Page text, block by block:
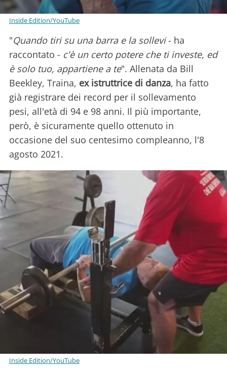
Inside Edition/YouTube
"Quando tiri su una barra e la sollevi- ha
raccontato - c'è un certo potere che ti investe, ed
è solo tuo, appartiene a te". Allenata da Bill
Beekley, Traina, ex istruttrice di danza, ha fatto
già registrare dei record per il sollevamento
pesi, all'età di 94 e 98 anni. Il più importante,
però, è sicuramente quello ottenuto in
occasione del suo centesimo compleanno, l'8
agosto 2021.
Inside Edition/YouTube